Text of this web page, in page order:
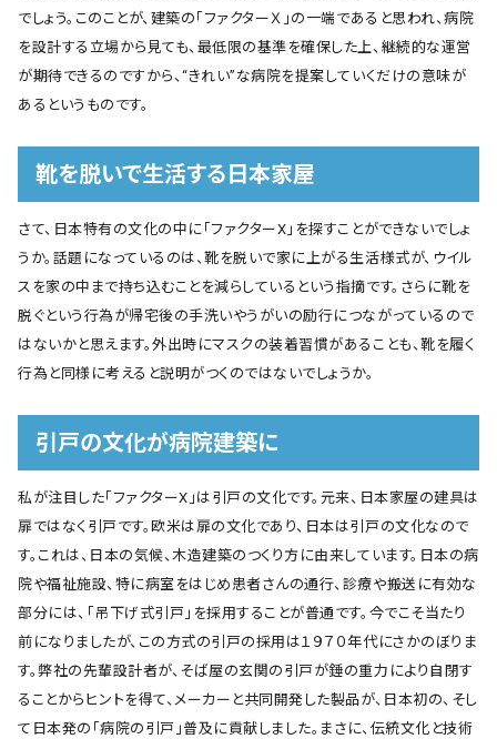
でしょう。このことが、建築の「ファクターＸ」の一端であると思われ、病院
を設計する立場から見ても、最低限の基準を確保した上、継続的な運営
が期待できるのですから、“きれい”な病院を提案していくだけの意味が
あるというものです。
靴を脱いで生活する日本家屋
さて、日本特有の文化の中に「ファクターⅩ」を探すことができないでしょ
うか。話題になっているのは、靴を脱いで家に上がる生活様式が、ウイル
スを家の中まで持ち込むことを減らしているという指摘です。さらに靴を
脱ぐという行為が帰宅後の手洗いやうがいの励行につながっているので
はないかと思えます。外出時にマスクの装着習慣があることも、靴を履く
行為と同様に考えると説明がつくのではないでしょうか。
引戸の文化が病院建築に
私が注目した「ファクターⅩ」は引戸の文化です。元来、日本家屋の建具は
扉ではなく引戸です。欧米は扉の文化であり、日本は引戸の文化なので
す。これは、日本の気候、木造建築のつくり方に由来しています。日本の病
院や福祉施設、特に病室をはじめ患者さんの通行、診療や搬送に有効な
部分には、「吊下げ式引戸」を採用することが普通です。今でこそ当たり
前になりましたが、この方式の引戸の採用は１９７０年代にさかのぼりま
す。弊社の先輩設計者が、そば屋の玄関の引戸が錘の重力により自閉す
ることからヒントを得て、メーカーと共同開発した製品が、日本初の、そし
て日本発の「病院の引戸」普及に貢献しました。まさに、伝統文化と技術